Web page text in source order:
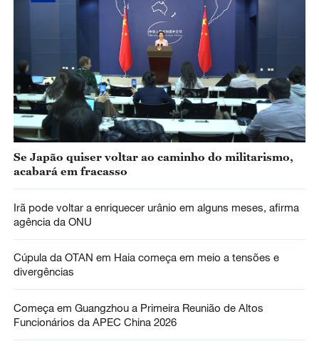
Se Japão quiser voltar ao caminho do militarismo,
acabará em fracasso
Irã pode voltar a enriquecer urânio em alguns meses, afirma
agência da ONU
Cúpula da OTAN em Haia começa em meio a tensões e
divergências
Começa em Guangzhou a Primeira Reunião de Altos
Funcionários da APEC China 2026